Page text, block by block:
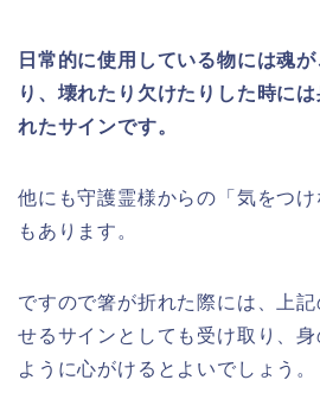
日常的に使用している物には魂
り、壊れたり欠けたりした時に
れたサインです。
他にも守護霊様からの「気をつ
もあります。
ですので箸が折れた際には、上
せるサインとしても受け取り、
ように心がけるとよいでしょう。